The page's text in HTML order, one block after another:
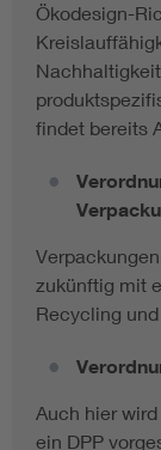
Ökodesign-
findet bereits
zukünftig mit
Recycling
Auch hier
ein DPP